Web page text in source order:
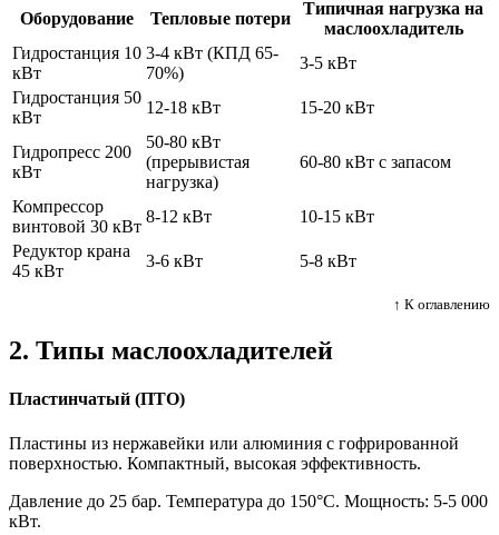
Оборудование Тепловые потери
Типичная нагрузка на
маслоохладитель
Гидростанция 10
кВт
3-4 кВт (КПД 65-
70%)
3-5 кВт
Гидростанция 50
кВт
12-18 кВт 15-20 кВт
Гидропресс 200
кВт
50-80 кВт
(прерывистая
нагрузка)
60-80 кВт с запасом
Компрессор
винтовой 30 кВт
8-12 кВт
10-15 кВт
Редуктор крана
45 кВт
3-6 кВт 5-8 кВт
↑ К оглавлению
2. Типы маслоохладителей
Пластинчатый (ПТО)
Пластины из нержавейки или алюминия с гофрированной
поверхностью. Компактный, высокая эффективность.
Давление до 25 бар. Температура до 150°C. Мощность: 5-5 000
кВт.